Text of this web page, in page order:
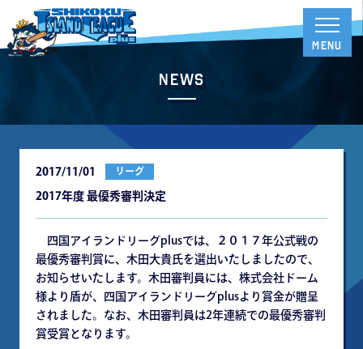
News
2017/11/01 リーグ
2017年度 最優秀審判決定
四国アイランドリーグplusでは、２０１７年公式戦の
最優秀審判賞に、木田大貴氏を選出いたしましたので、
お知らせいたします。木田審判員には、株式会社ドーム
様より盾が、四国アイランドリーグplusより賞金が贈呈
されました。なお、木田審判員は2年連続での最優秀審判
賞受賞となります。